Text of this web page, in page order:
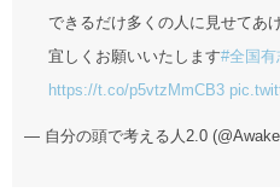
できるだけ多くの人に見せてあ
宜しくお願いいたします#全国有
https://t.co/p5vtzMmCB3
— 自分の頭で考える人2.0